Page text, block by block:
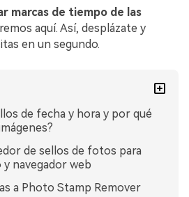
marcas de tiempo de las
aquí. Así, desplázate y
en un segundo.
de fecha y hora y por qué
de sellos de fotos para
navegador web
a Photo Stamp Remover